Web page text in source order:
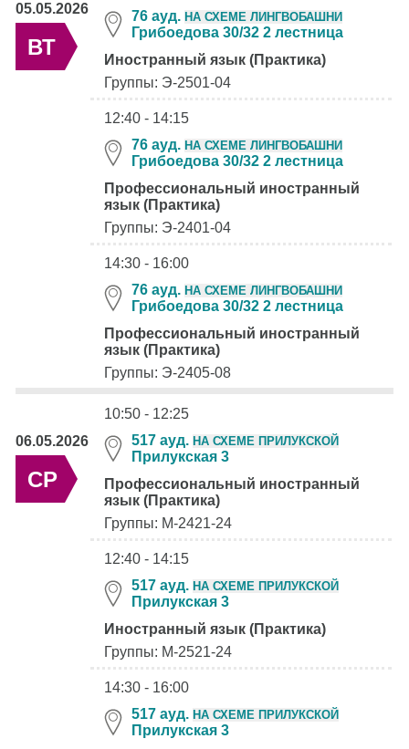
05.05.2026
ВТ
76 ауд. НА СХЕМЕ ЛИНГВОБАШНИ
Грибоедова 30/32 2 лестница
Иностранный язык (Практика)
Группы: Э-2501-04
12:40 - 14:15
76 ауд. НА СХЕМЕ ЛИНГВОБАШНИ
Грибоедова 30/32 2 лестница
Профессиональный иностранный
язык (Практика)
Группы: Э-2401-04
14:30 - 16:00
76 ауд. НА СХЕМЕ ЛИНГВОБАШНИ
Грибоедова 30/32 2 лестница
Профессиональный иностранный
язык (Практика)
Группы: Э-2405-08
06.05.2026
СР
10:50 - 12:25
517 ауд. НА СХЕМЕ ПРИЛУКСКОЙ
Прилукская 3
Профессиональный иностранный
язык (Практика)
Группы: М-2421-24
12:40 - 14:15
517 ауд. НА СХЕМЕ ПРИЛУКСКОЙ
Прилукская 3
Иностранный язык (Практика)
Группы: М-2521-24
14:30 - 16:00
517 ауд. НА СХЕМЕ ПРИЛУКСКОЙ
Прилукская 3